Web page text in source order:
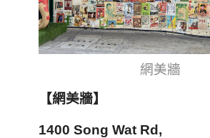
網美牆
【網美牆】
1400 Song Wat Rd,